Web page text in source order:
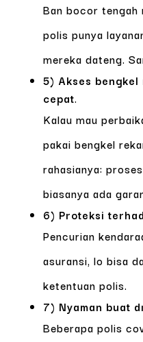
Ban bocor tengah
polis punya
mereka dateng.
5) Akses
cepat.
Kalau mau
pakai bengkel
rahasianya:
biasanya ada
6) Proteksi
Pencurian
asuransi, lo bisa
ketentuan polis.
7) Nyaman buat
Beberapa polis